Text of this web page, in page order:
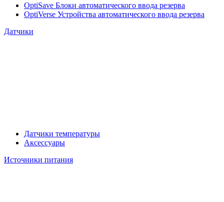
OptiSave Блоки автоматического ввода резерва
OptiVerse Устройства автоматического ввода резерва
Датчики
Датчики температуры
Аксессуары
Источники питания